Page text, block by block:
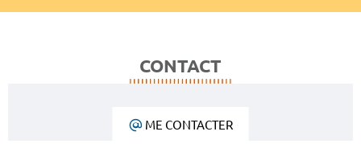
CONTACT
ME CONTACTER